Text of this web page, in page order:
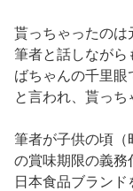
貰っちゃったのは
筆者と話しながら
ばちゃんの千里眼
と言われ、貰っち
筆者が子供の頃（
の賞味期限の義務
日本食品ブラン